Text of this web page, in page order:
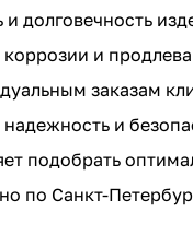
долговечность
и
заказам
и
подобрать
по Санкт-